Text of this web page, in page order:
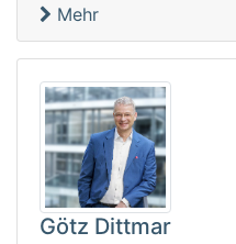
Mehr
Götz Dittmar